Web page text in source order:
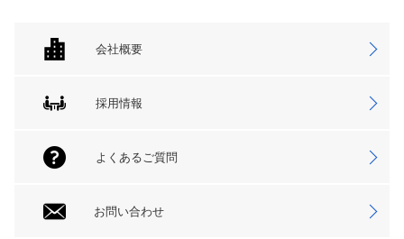
会社概要
採用情報
よくあるご質問
お問い合わせ